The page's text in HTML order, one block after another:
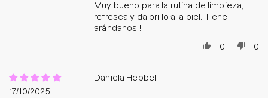
Muy bueno para la rutina de limpieza,
refresca y da brillo a la piel. Tiene
arándanos!!!
0
0
17/10/2025
Daniela Hebbel